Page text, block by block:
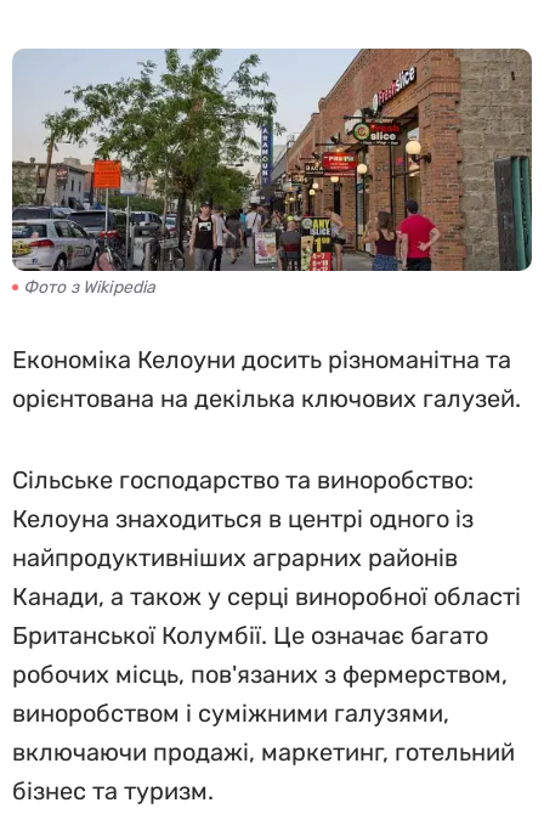
Фото з Wikipedia
Економіка Келоуни досить різноманітна та
орієнтована на декілька ключових галузей.
Сільське господарство та виноробство:
Келоуна знаходиться в центрі одного із
найпродуктивніших аграрних районів
Канади, а також у серці виноробної області
Британської Колумбії. Це означає багато
робочих місць, пов'язаних з фермерством,
виноробством і суміжними галузями,
включаючи продажі, маркетинг, готельний
бізнес та туризм.